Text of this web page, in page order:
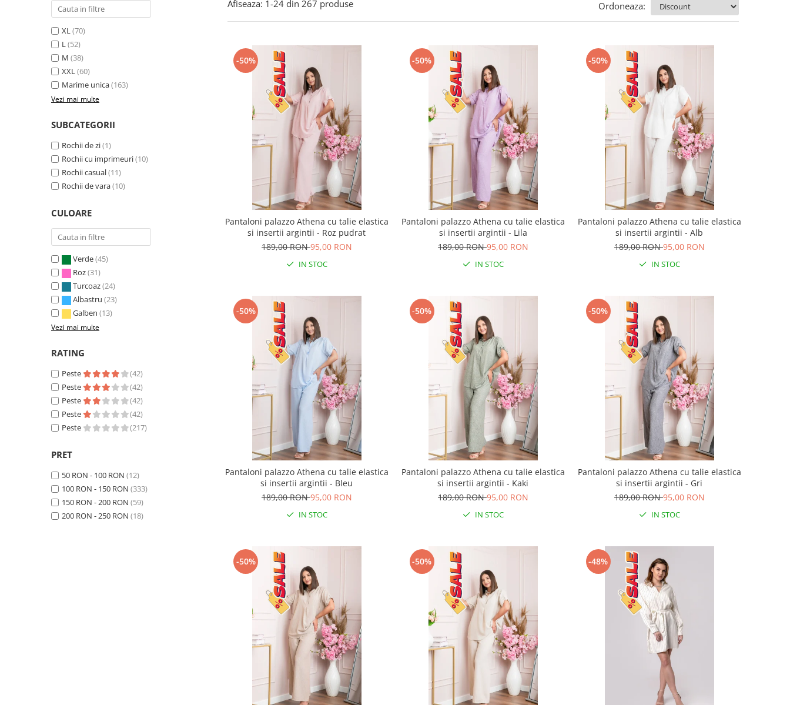
XL(70)
L(52)
M (38)
XXL(60)
Marime unica(163)
Vezi mai multe
SUBCATEGORII
Rochii de zi(1)
Rochii cu imprimeuri(10)
Rochii casual(11)
Rochii de vara(10)
CULOARE
Verde(45)
Roz(31)
Turcoaz(24)
Albastru (23)
Galben (13)
Vezi mai multe
RATING
Peste
(42)
Peste
(42)
Peste
(42)
Peste
(42)
Peste
(217)
PRET
50 RON - 100 RON (12)
100 RON - 150 RON (333)
150 RON - 200 RON (59)
200 RON - 250 RON (18)
Afiseaza: 1-24 din 267 produse Ordoneaza:
-50%
Pantaloni palazzo Athena cu talie elastica
si insertii argintii - Roz pudrat
189,00 RON95,00 RON
IN STOC
-50%
Pantaloni palazzo Athena cu talie elastica
si insertii argintii - Lila
189,00 RON95,00 RON
IN STOC
-50%
Pantaloni palazzo Athena cu talie elastica
si insertii argintii - Alb
189,00 RON95,00 RON
IN STOC
-50%
Pantaloni palazzo Athena cu talie elastica
si insertii argintii - Bleu
189,00 RON95,00 RON
IN STOC
-50%
Pantaloni palazzo Athena cu talie elastica
si insertii argintii - Kaki
189,00 RON95,00 RON
IN STOC
-50%
Pantaloni palazzo Athena cu talie elastica
si insertii argintii - Gri
189,00 RON95,00 RON
IN STOC
-50% -50% -48%